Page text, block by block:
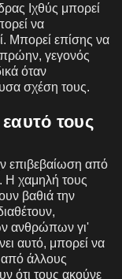
Ιχθύς μπορεί
να
Μπορεί επίσης να
γεγονός
όταν
σχέση τους.
εαυτό τους
επιβεβαίωση από
Η χαμηλή τους
βαθιά την
ανθρώπων γι'
αυτό, μπορεί να
άλλους
ότι τους ακούνε